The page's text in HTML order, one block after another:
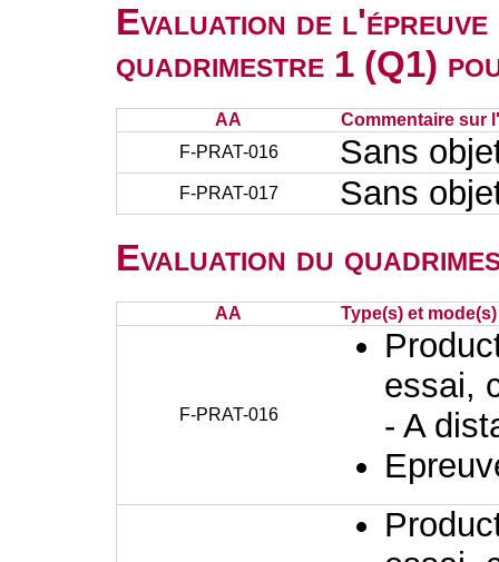
Evaluation de
quadrimestre 1 (Q1)
AA
Commentaire sur
F-PRAT-016
Sans
F-PRAT-017 Sans
Evaluation du
AA Type(s) et
F-PRAT-016
essai,
- A